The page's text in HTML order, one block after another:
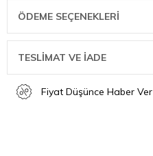
ÖDEME SEÇENEKLERI
TESLİMAT VE İADE
Fiyat Düşünce Haber Ver